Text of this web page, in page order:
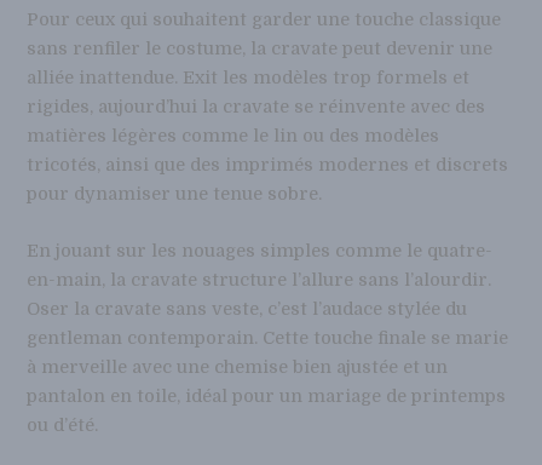
Pour ceux qui souhaitent garder une touche classique
sans renfiler le costume, la cravate peut devenir une
alliée inattendue. Exit les modèles trop formels et
rigides, aujourd’hui la cravate se réinvente avec des
matières légères comme le lin ou des modèles
tricotés, ainsi que des imprimés modernes et discrets
pour dynamiser une tenue sobre.
En jouant sur les nouages simples comme le quatre-
en-main, la cravate structure l’allure sans l’alourdir.
Oser la cravate sans veste, c’est l’audace stylée du
gentleman contemporain. Cette touche finale se marie
à merveille avec une chemise bien ajustée et un
pantalon en toile, idéal pour un mariage de printemps
ou d’été.